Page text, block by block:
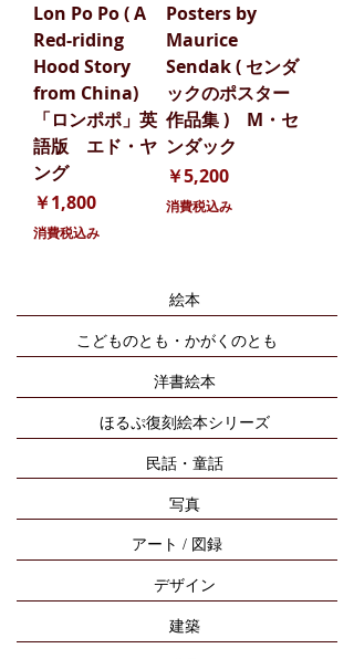
Lon Po Po ( A
Red-riding
Hood Story
from China)
「ロンポポ」英
語版 エド・ヤ
ング
価格
￥1,800
消費税込み
Posters by
Maurice
Sendak ( センダ
ックのポスター
作品集 ) M・セ
ンダック
価格
￥5,200
消費税込み
絵本
こどものとも・かがくのとも
洋書絵本
ほるぷ復刻絵本シリーズ
民話・童話
写真
アート / 図録
デザイン
建築